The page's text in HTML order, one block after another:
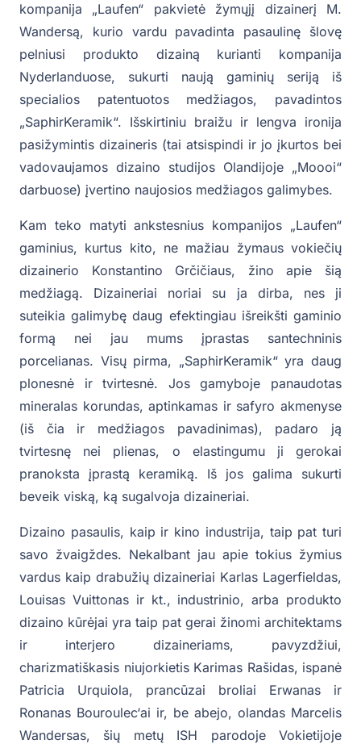
kompanija „Laufen“ pakvietė žymųjį dizainerį M.
Wandersą, kurio vardu pavadinta pasaulinę šlovę
pelniusi produkto dizainą kurianti kompanija
Nyderlanduose, sukurti naują gaminių seriją iš
specialios patentuotos medžiagos, pavadintos
„SaphirKeramik“. Išskirtiniu braižu ir lengva ironija
pasižymintis dizaineris (tai atsispindi ir jo įkurtos bei
vadovaujamos dizaino studijos Olandijoje „Moooi“
darbuose) įvertino naujosios medžiagos galimybes.
Kam teko matyti ankstesnius kompanijos „Laufen“
gaminius, kurtus kito, ne mažiau žymaus vokiečių
dizainerio Konstantino Grčičiaus, žino apie šią
medžiagą. Dizaineriai noriai su ja dirba, nes ji
suteikia galimybę daug efektingiau išreikšti gaminio
formą nei jau mums įprastas santechninis
porcelianas. Visų pirma, „SaphirKeramik“ yra daug
plonesnė ir tvirtesnė. Jos gamyboje panaudotas
mineralas korundas, aptinkamas ir safyro akmenyse
(iš čia ir medžiagos pavadinimas), padaro ją
tvirtesnę nei plienas, o elastingumu ji gerokai
pranoksta įprastą keramiką. Iš jos galima sukurti
beveik viską, ką sugalvoja dizaineriai.
Dizaino pasaulis, kaip ir kino industrija, taip pat turi
savo žvaigždes. Nekalbant jau apie tokius žymius
vardus kaip drabužių dizaineriai Karlas Lagerfieldas,
Louisas Vuittonas ir kt., industrinio, arba produkto
dizaino kūrėjai yra taip pat gerai žinomi architektams
ir interjero dizaineriams, pavyzdžiui,
charizmatiškasis niujorkietis Karimas Rašidas, ispanė
Patricia Urquiola, prancūzai broliai Erwanas ir
Ronanas Bouroulec‘ai ir, be abejo, olandas Marcelis
Wandersas, šių metų ISH parodoje Vokietijoje